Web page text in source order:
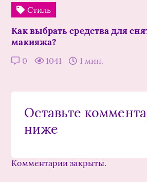
Стиль
Как выбрать средства для
макияжа?
0 1041 1 мин.
Оставьте
ниже
Комментарии закрыты.